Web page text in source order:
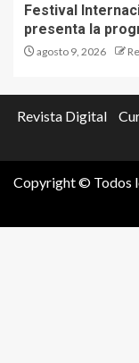
Festival
presenta la
agosto 9, 2026
Revista Digital
Copyright © Todos